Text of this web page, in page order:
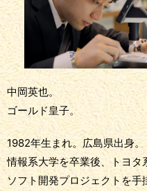
中岡英也。
ゴールド皇子。
1982年生まれ。広島県出身。
情報系大学を卒業後、トヨタ
ソフト開発プロジェクトを手